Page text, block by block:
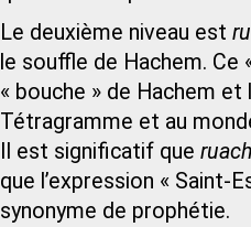
Le deuxième niveau est
le souffle de Hachem.
« bouche » de Hachem
Tétragramme et au
Il est significatif que
que l’expression « Saint-
synonyme de prophétie.